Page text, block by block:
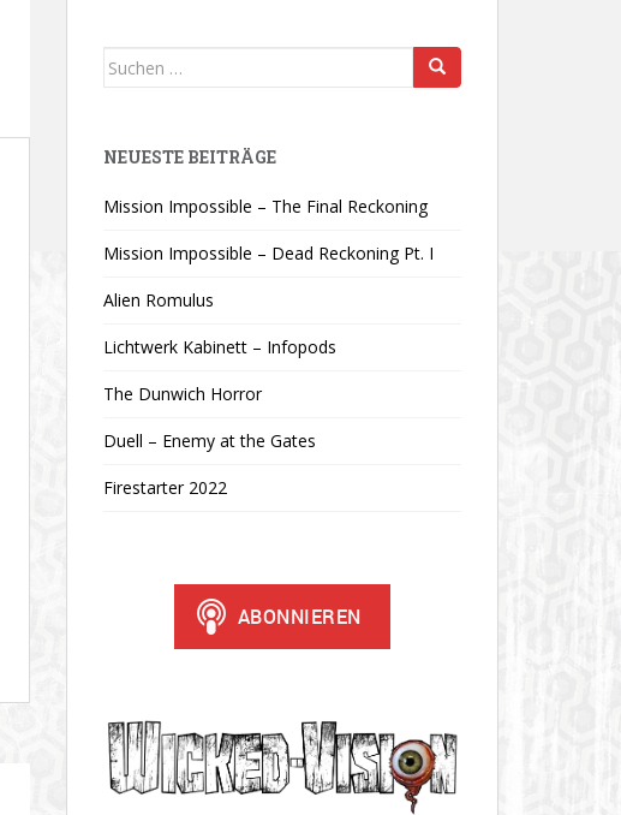
Suchen
NEUESTE BEITRÄGE
Mission Impossible – The Final Reckoning
Mission Impossible – Dead Reckoning Pt. I
Alien Romulus
Lichtwerk Kabinett – Infopods
The Dunwich Horror
Duell – Enemy at the Gates
Firestarter 2022